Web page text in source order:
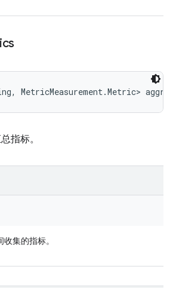
MetricMeasurement.Metric>
指标。
收集的指标。